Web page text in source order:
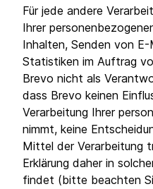
Für jede andere
Ihrer
Inhalten, Senden von E-
Statistiken im Auftrag
Brevo nicht als
dass Brevo keinen
Verarbeitung Ihrer
nimmt, keine
Mittel der Verarbeitung
Erklärung daher in
findet (bitte beachten